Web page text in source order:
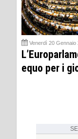
Venerdì 20 Gennaio
equo per i